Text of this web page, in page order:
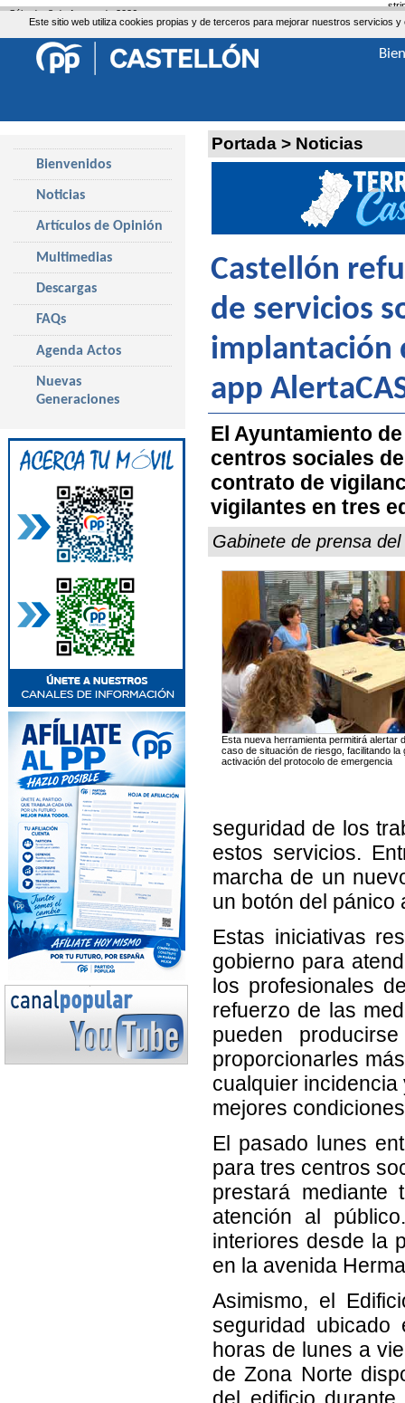
Este sitio web utiliza cookies propias y de terceros para mejorar nuestros servicios
Portada > Noticias
Castellón
de servicios
implantación
app
El Ayuntamiento
centros sociales
contrato de
vigilantes en tres
Gabinete de prensa
Esta nueva herramienta permitirá alertar
caso de situación de riesgo, facilitando
activación del protocolo de emergencia
seguridad de los
estos servicios.
marcha de un
un botón del pánico
Estas iniciativas
gobierno para
los profesionales
refuerzo de las
pueden
proporcionarles
cualquier
mejores
El pasado lunes
para tres centros
prestará mediante
atención al
interiores desde la
en la avenida
Asimismo, el
seguridad
horas de lunes a
de Zona Norte
Bienvenidos
Noticias
Artículos de Opinión
Multimedias
Descargas
FAQs
Agenda Actos
Nuevas
Generaciones
Sábado, 8 de Agosto de 2026